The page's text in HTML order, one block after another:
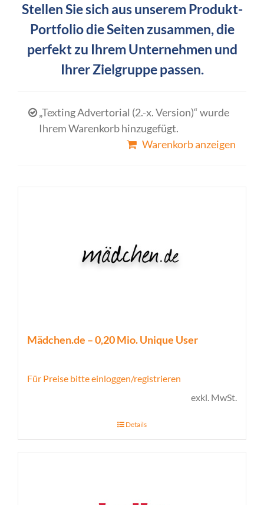
Stellen Sie sich aus unserem Produkt-
Portfolio die Seiten zusammen, die
perfekt zu Ihrem Unternehmen und
Ihrer Zielgruppe passen.
„Texting Advertorial (2.-x. Version)“ wurde
Ihrem Warenkorb hinzugefügt.
Warenkorb anzeigen
Mädchen.de – 0,20 Mio. Unique User
Für Preise bitte einloggen/registrieren
exkl. MwSt.
Details